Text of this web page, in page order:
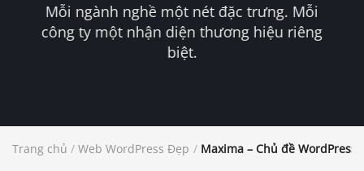
Mỗi ngành nghề một nét đặc trưng. Mỗi
công ty một nhận diện thương hiệu riêng
biệt.
Trang chủ / Web WordPress Đẹp / Maxima – Chủ đề